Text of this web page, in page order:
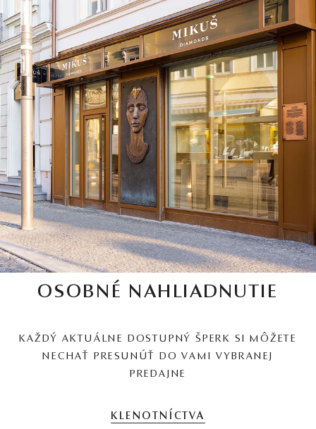
OSOBNÉ NAHLIADNUTIE
KAŽDÝ AKTUÁLNE DOSTUPNÝ ŠPERK SI MÔŽETE
NECHAŤ PRESUNÚŤ DO VAMI VYBRANEJ
PREDAJNE
KLENOTNÍCTVA